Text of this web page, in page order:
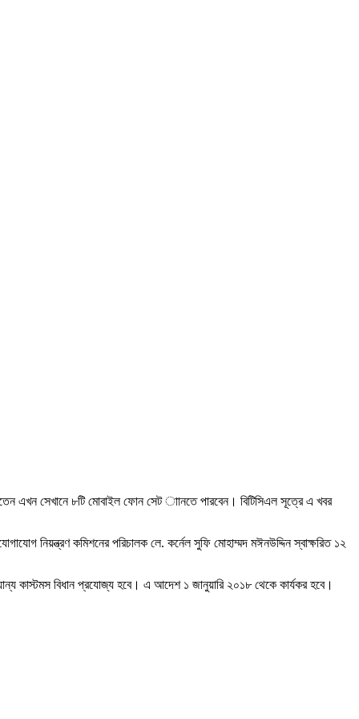
এখন সেখানে ৮টি মোবাইল ফোন সেট াানতে পারবেন। বিটিসিএল সূত্রে এ খবর
নিয়ন্ত্রণ কমিশনের পরিচালক লে. কর্নেল সুফি মোহাম্মদ মঈনউদ্দিন স্বাক্ষরিত ১২
কাস্টমস বিধান প্রযোজ্য হবে। এ আদেশ ১ জানুয়ারি ২০১৮ থেকে কার্যকর হবে।